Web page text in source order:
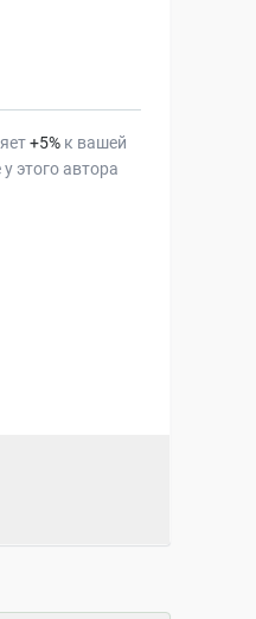
+5% к вашей
этого автора